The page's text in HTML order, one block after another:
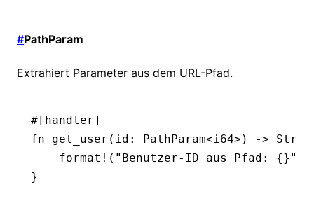
#PathParam
Extrahiert Parameter aus dem URL-Pfad.
#[handler]
fn get_user (id : PathParam<i64>) ->
    format!
( "Benutzer-ID aus Pfad: {}"
}